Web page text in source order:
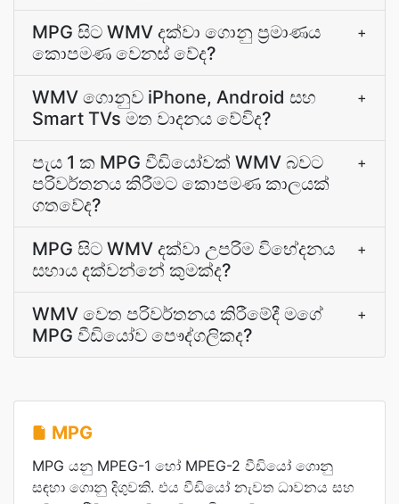
MPG සිට WMV දක්වා ගොනු ප්‍රමාණය
කොපමණ වෙනස් වේද?
+
WMV ගොනුව iPhone, Android සහ
Smart TVs මත වාදනය වේවිද?
+
පැය 1 ක MPG වීඩියෝවක් WMV බවට
පරිවර්තනය කිරීමට කොපමණ කාලයක්
ගතවේද?
+
MPG සිට WMV දක්වා උපරිම විභේදනය
සහාය දක්වන්නේ කුමක්ද?
+
WMV වෙත පරිවර්තනය කිරීමේදී මගේ
MPG වීඩියෝව පෞද්ගලිකද?
+
MPG
MPG යනු MPEG-1 හෝ MPEG-2 වීඩියෝ ගොනු
සඳහා ගොනු දිගුවකි. එය වීඩියෝ නැවත ධාවනය සහ